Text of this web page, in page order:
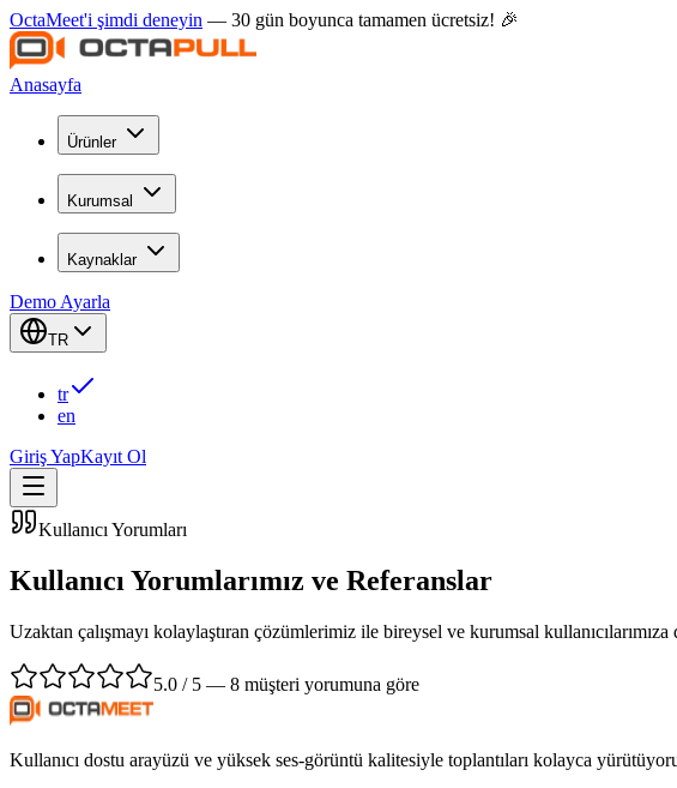
OctaMeet'i şimdi deneyin — 30 gün boyunca tamamen ücretsiz! 🎉
Anasayfa
Ürünler
Kurumsal
Kaynaklar
Demo Ayarla
TR
tr
en
Giriş YapKayıt Ol
Kullanıcı Yorumları
Kullanıcı Yorumlarımız ve Referanslar
Uzaktan çalışmayı kolaylaştıran çözümlerimiz ile bireysel ve kurumsal
5.0 / 5 — 8 müşteri yorumuna göre
Kullanıcı dostu arayüzü ve yüksek ses-görüntü kalitesiyle toplantıları kolayca